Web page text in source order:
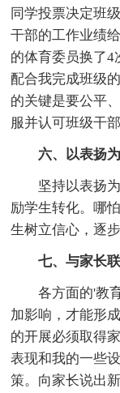
同学投票决定班
干部的工作业绩
的体育委员换了4
配合我完成班级
的关键是要公平
服并认可班级干
六、以表扬
坚持以表扬
励学生转化。哪
生树立信心，逐
七、与家长
各方面的'教
加影响，才能形
的开展必须取得
表现和我的一些
策。向家长说出